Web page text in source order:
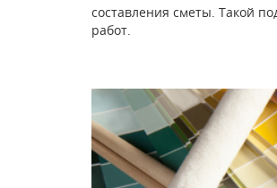
составления сметы. Такой
работ.